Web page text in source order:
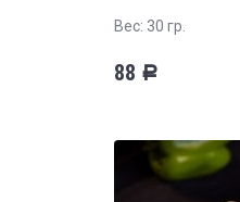
Вес: 30 гр.
88 Р